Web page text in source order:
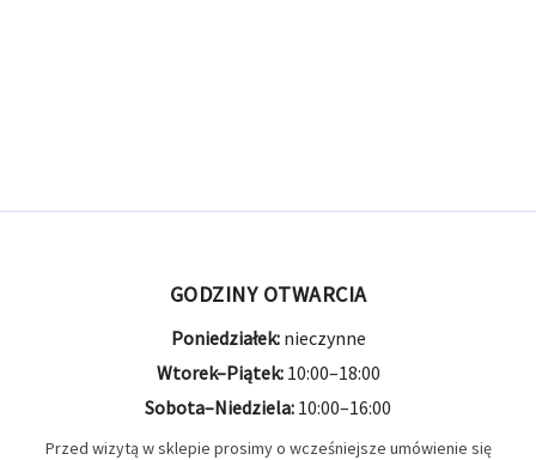
GODZINY OTWARCIA
Poniedziałek:nieczynne
Wtorek–Piątek:10:00–18:00
Sobota–Niedziela: 10:00–16:00
Przed wizytą w sklepie prosimy o wcześniejsze umówienie się